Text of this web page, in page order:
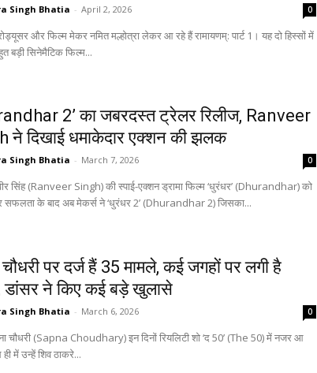
Singh Bhatia - April 2, 2026 0
और फिल्म मेकर नमित मल्होत्रा लेकर आ रहे हैं रामायणम्: पार्ट 1। यह दो हिस्सों में
बड़ी सिनेमैटिक फिल्म...
2’ का जबरदस्त ट्रेलर रिलीज, Ranveer
ने दिखाई धमाकेदार एक्शन की झलक
Singh Bhatia - March 7, 2026 0
सिंह (Ranveer Singh) की स्पाई-एक्शन ड्रामा फिल्म ‘धुरंधर’ (Dhurandhar) को
सफलता के बाद अब मेकर्स ने ‘धुरंधर 2’ (Dhurandhar 2) जिसका...
पर दर्ज हैं 35 मामले, कई जगहों पर लगी है
डांसर ने किए कई बड़े खुलासे
Singh Bhatia - March 6, 2026 0
चौधरी (Sapna Choudhary) इन दिनों रियलिटी शो ‘द 50’ (The 50) में नजर आ
ही में उन्हें शिव ठाकरे...